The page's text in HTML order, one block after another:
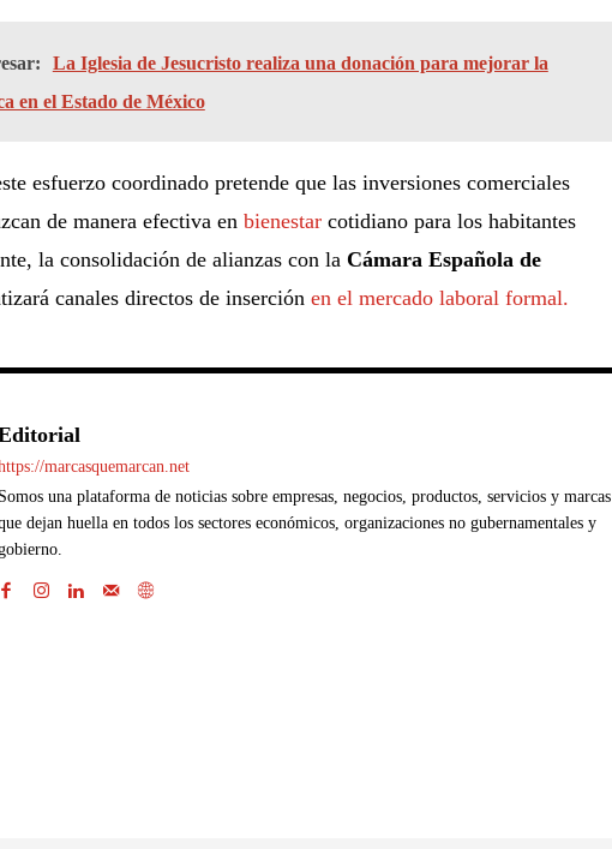
La Iglesia de Jesucristo realiza una donación para mejorar la
en el Estado de México
esfuerzo coordinado pretende que las inversiones comerciales
de manera efectiva en bienestarcotidiano para los habitantes
la consolidación de alianzas con la Cámara Española de
canales directos de inserciónen el mercado laboral formal.
marcasquemarcan.net
Somos una plataforma de noticias sobre empresas, negocios, productos, servicios y marcas
dejan huella en todos los sectores económicos, organizaciones no gubernamentales y